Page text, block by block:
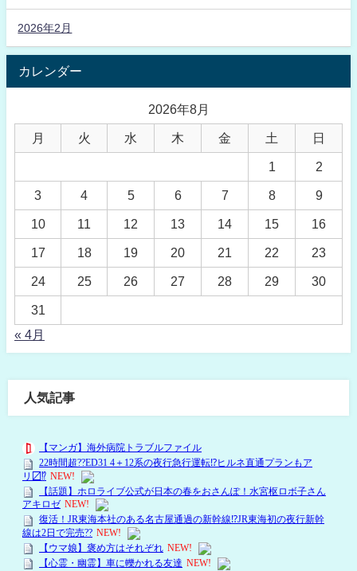
2026年2月
カレンダー
2026年8月
月 火 水 木 金 土 日
1 2
3 4 5 6 7 8 9
10 11 12 13 14 15 16
17 18 19 20 21 22 23
24 25 26 27 28 29 30
31
« 4月
人気記事